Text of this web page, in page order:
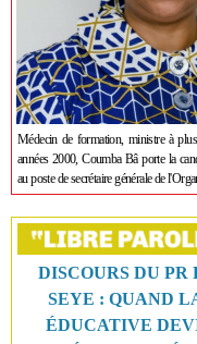
Médecin de formation, ministre à
années 2000, Coumba Bâ porte la
au poste de secrétaire générale de
DISCOURS DU PR
SEYE : QUAND
ÉDUCATIVE